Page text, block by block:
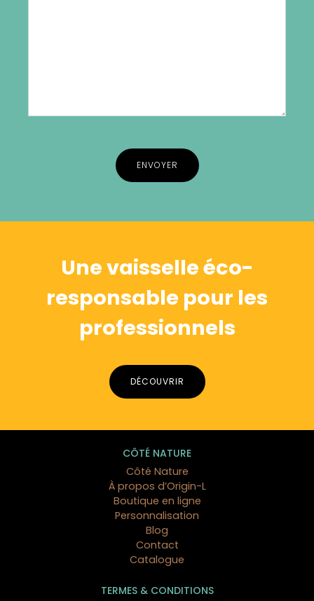
Une vaisselle éco-
responsable pour les
professionnels
DÉCOUVRIR
CÔTÉ NATURE
Côté Nature
À propos d’Origin-L
Boutique en ligne
Personnalisation
Blog
Contact
Catalogue
TERMES & CONDITIONS